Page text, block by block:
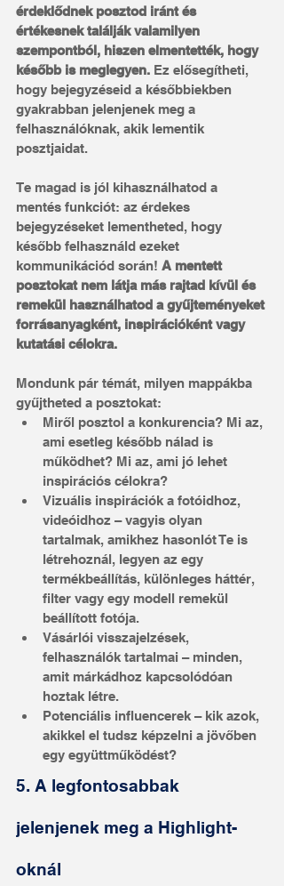
érdeklődnek posztod iránt és
értékesnek találják valamilyen
szempontból, hiszen elmentették, hogy
később is meglegyen. Ez elősegítheti,
hogy bejegyzéseid a későbbiekben
gyakrabban jelenjenek meg a
felhasználóknak, akik lementik
posztjaidat.
Te magad is jól kihasználhatod a
mentés funkciót: az érdekes
bejegyzéseket lementheted, hogy
később felhasználd ezeket
kommunikációd során! A mentett
posztokat nem látja más rajtad kívül és
remekül használhatod a gyűjteményeket
forrásanyagként, inspirációként vagy
kutatási célokra.
Mondunk pár témát, milyen mappákba
gyűjtheted a posztokat:
Miről posztol a konkurencia? Mi az,
ami esetleg később nálad is
működhet? Mi az, ami jó lehet
inspirációs célokra?
Vizuális inspirációk a fotóidhoz,
videóidhoz – vagyis olyan
tartalmak, amikhez hasonlót Te is
létrehoznál, legyen az egy
termékbeállítás, különleges háttér,
filter vagy egy modell remekül
beállított fotója.
Vásárlói visszajelzések,
felhasználók tartalmai – minden,
amit márkádhoz kapcsolódóan
hoztak létre.
Potenciális influencerek – kik azok,
akikkel el tudsz képzelni a jövőben
egy együttműködést?
5. A legfontosabbak
jelenjenek meg a Highlight-
oknál